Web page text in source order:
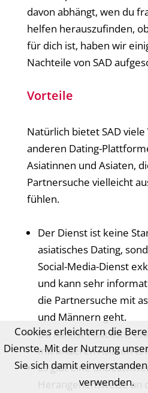
davon abhängt, wen du
helfen herauszufinden,
für dich ist, haben wir
Nachteile von SAD
Vorteile
Natürlich bietet SAD
anderen Dating-
Asiatinnen und Asiaten,
Partnersuche vielleicht
fühlen.
Der Dienst ist keine
asiatisches Dating,
Social-Media-Dienst
und kann sehr
die Partnersuche mit
und Männern geht.
Du kannst Podcasts,
mit anderen Asiaten
Es gibt eine
Herangehensweise an
Cookies erleichtern die
Dienste. Mit der Nutzung
Sie sich damit
verwenden.